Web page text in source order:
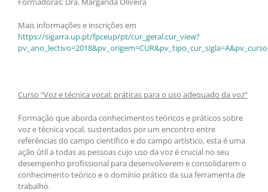
Mais informações e inscrições em
https://sigarra.up.pt/fpceup/pt/cur_geral.cur_view?
Curso “Voz e técnica vocal: práticas para o uso adequado da voz”
Formação que aborda conhecimentos teóricos e práticos sobre
voz e técnica vocal, sustentados por um encontro entre
referências do campo científico e do campo artístico, esta é uma
ação útil a todas as pessoas cujo uso da voz é crucial no seu
desempenho profissional para desenvolverem e consolidarem o
conhecimento teórico e o domínio prático da sua ferramenta de
trabalho.